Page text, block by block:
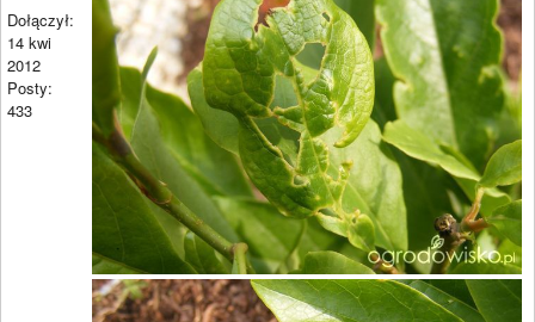
Dołączył:
14 kwi
2012
Posty:
433